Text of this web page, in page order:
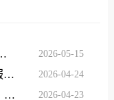
开展“5·12”全国防灾减灾日系列主题活动 2026-05-15
中国平安“服务年”重磅升级AI快捷服务、全球急难救援服务 2026-04-24
平安应急物资仓（珠三角仓）揭牌，地区政企协同行业首创重大灾害应急保障“提效升级”新模式 2026-04-23